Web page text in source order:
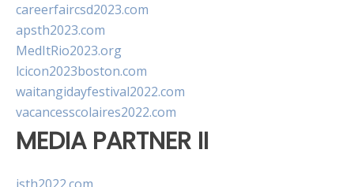
careerfaircsd2023.com
apsth2023.com
MedItRio2023.org
lcicon2023boston.com
waitangidayfestival2022.com
vacancesscolaires2022.com
MEDIA PARTNER II